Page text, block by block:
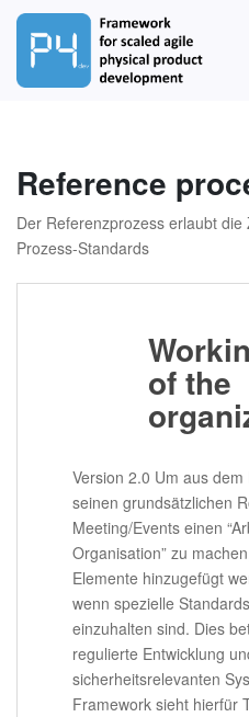
Reference
Der Referenzprozess erlaubt
Prozess-Standards
of the
Version 2.0 Um aus
seinen grundsätzlichen
Meeting/Events einen
Organisation” zu
Elemente hinzugefügt
wenn spezielle
einzuhalten sind. Dies
regulierte Entwicklung
sicherheitsrelevanten
Framework sieht hierfür